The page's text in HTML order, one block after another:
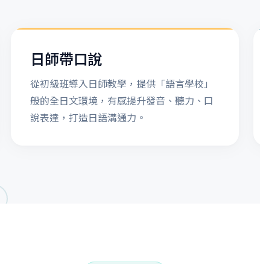
日師帶口說
從初級班導入日師教學，提供「語言學校」
般的全日文環境，有感提升發音、聽力、口
說表達，打造日語溝通力。